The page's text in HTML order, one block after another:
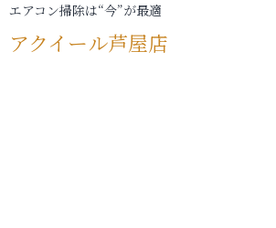
エアコン掃除は“今”が最適
アクイール芦屋店